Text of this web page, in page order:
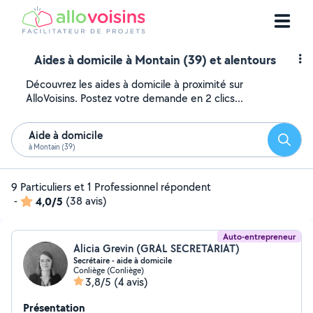
Aides à domicile à Montain (39) et alentours
Découvrez les aides à domicile à proximité sur
AlloVoisins. Postez votre demande en 2 clics...
Aide à domicile
à Montain (39)
9 Particuliers et 1 Professionnel répondent
-
4,0/5 (38 avis)
Auto-entrepreneur
Alicia Grevin (GRAL SECRETARIAT)
Secrétaire - aide à domicile
Conliège (Conliège)
3,8/5 (4 avis)
Présentation